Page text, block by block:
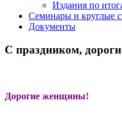
Издания по
Семинары и круглые
Документы
С праздником,
Дорогие женщины!